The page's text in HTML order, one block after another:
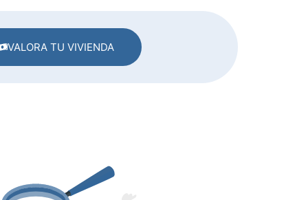
VALORA TU VIVIENDA